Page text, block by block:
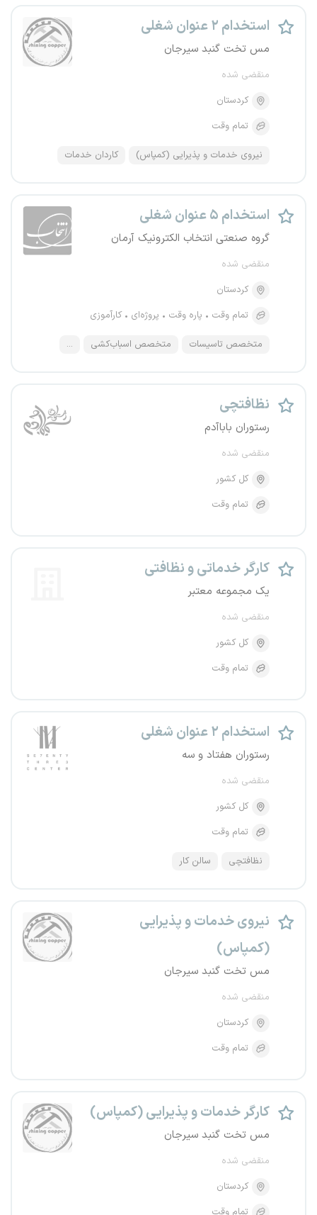
استخدام ۲ عنوان شغلی
مس تخت گنبد سیرجان
منقضی شده
کردستان
تمام وقت
نیروی خدمات و پذیرایی (کمپاس) کاردان خدمات
استخدام ۵ عنوان شغلی
گروه صنعتی انتخاب الکترونیک آرمان
منقضی شده
کردستان
تمام وقت
پاره وقت پروژه‌ای کارآموزی
متخصص تاسیسات متخصص اسباب‌کشی ...
نظافتچی
رستوران باباآدم
منقضی شده
کل کشور
تمام وقت
کارگر خدماتی و نظافتی
یک مجموعه معتبر
منقضی شده
کل کشور
تمام وقت
استخدام ۲ عنوان شغلی
رستوران هفتاد و سه
منقضی شده
کل کشور
تمام وقت
نظافتچی سالن کار
نیروی خدمات و پذیرایی
(کمپاس)
مس تخت گنبد سیرجان
منقضی شده
کردستان
تمام وقت
کارگر خدمات و پذیرایی (کمپاس)
مس تخت گنبد سیرجان
منقضی شده
کردستان
تمام وقت